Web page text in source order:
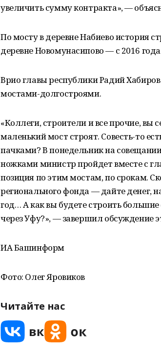
увеличить сумму контракта», —
По мосту в деревне Набиево история
деревне Новомунасипово — с 2016
Врио главы республики Радий
мостами-долгостроями.
«Коллеги, строители и все прочие, вы
маленький мост строят. Совесть-то
пачками? В понедельник на
ножками министр пройдет вместе с
позиция по этим мостам, по срокам.
регионального фонда — дайте денег,
год… А как вы будете строить
через Уфу?», — завершил обсуждение
ИА Башинформ
Фото: Олег Яровиков
Читайте нас